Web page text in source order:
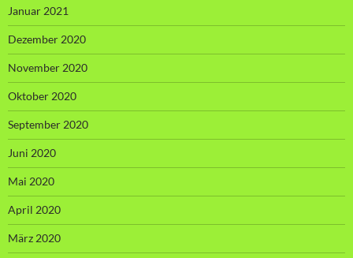
Januar 2021
Dezember 2020
November 2020
Oktober 2020
September 2020
Juni 2020
Mai 2020
April 2020
März 2020